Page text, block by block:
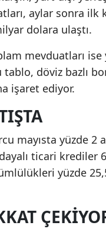
aylar sonra ilk
dolara ulaştı.
mevduatları ise
döviz bazlı
işaret ediyor.
mayısta yüzde
ticari krediler
yüzde